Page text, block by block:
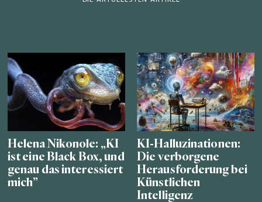
Helena Nikonole: „KI
ist eine Black Box, und
genau das interessiert
mich”
KI-Halluzinationen:
Die verborgene
Herausforderung bei
Künstlichen
Intelligenz